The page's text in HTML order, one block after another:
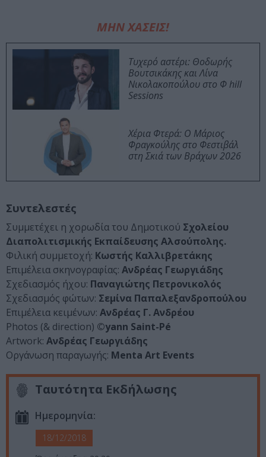
ΜΗΝ ΧΑΣΕΙΣ!
Τυχερό αστέρι: Θοδωρής
Βουτσικάκης και Λίνα
Νικολακοπούλου στο Φ hill
Sessions
Χέρια Φτερά: Ο Μάριος
Φραγκούλης στο Φεστιβάλ
στη Σκιά των Βράχων 2026
Συντελεστές
Συμμετέχει η χορωδία του Δημοτικού Σχολείου
Διαπολιτισμικής Εκπαίδευσης Αλσούπολης.
Φιλική συμμετοχή: Κωστής Καλλιβρετάκης
Επιμέλεια σκηνογραφίας: Ανδρέας Γεωργιάδης
Σχεδιασμός ήχου: Παναγιώτης Πετρονικολός
Σχεδιασμός φώτων: Σεμίνα Παπαλεξανδροπούλου
Επιμέλεια κειμένων: Ανδρέας Γ. Ανδρέου
Photos (& direction) ©yann Saint-Pé
Artwork: Ανδρέας Γεωργιάδης
Οργάνωση παραγωγής: Menta Art Events
Ταυτότητα Εκδήλωσης
Ημερομηνία:
18/12/2018